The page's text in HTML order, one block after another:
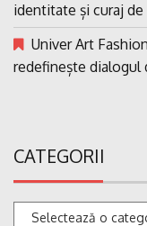
identitate și curaj
Univer Art
redefinește dialogul
CATEGORII
Categorii